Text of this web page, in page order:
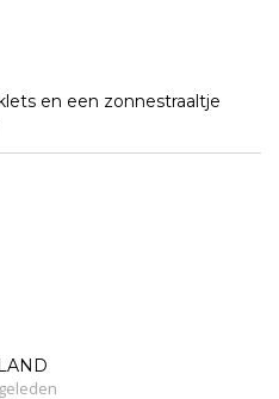
en een zonnestraaltje